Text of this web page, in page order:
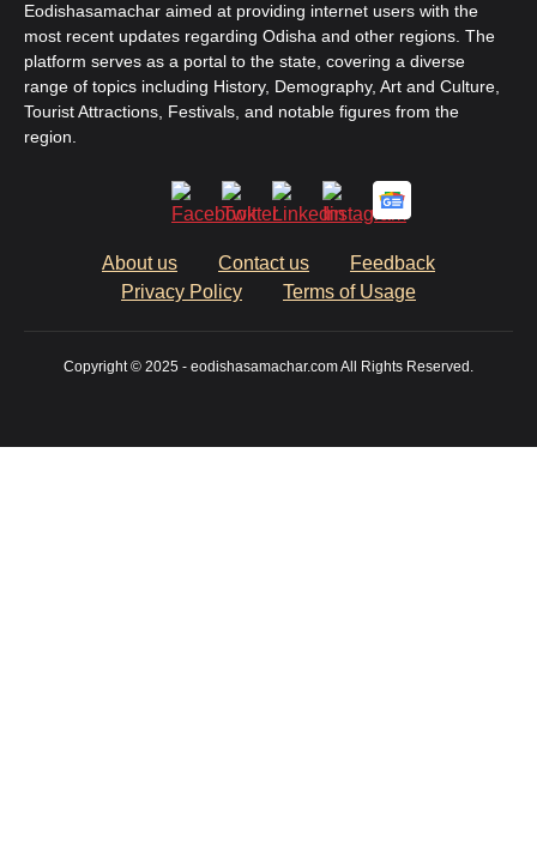
Eodishasamachar aimed at providing internet users with the
most recent updates regarding Odisha and other regions. The
platform serves as a portal to the state, covering a diverse
range of topics including History, Demography, Art and Culture,
Tourist Attractions, Festivals, and notable figures from the
region.
About us Contact us
Feedback
Privacy Policy
Terms of Usage
Copyright © 2025 - eodishasamachar.com All Rights Reserved.